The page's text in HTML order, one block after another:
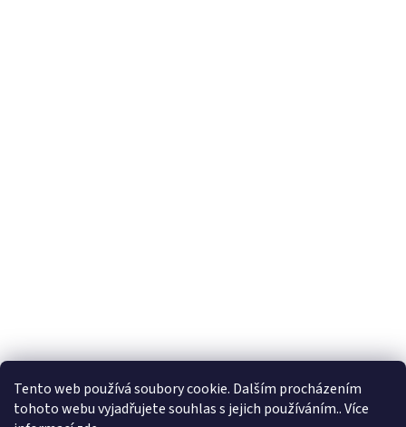
Tento web používá soubory cookie. Dalším procházením
tohoto webu vyjadřujete souhlas s jejich používáním.. Více